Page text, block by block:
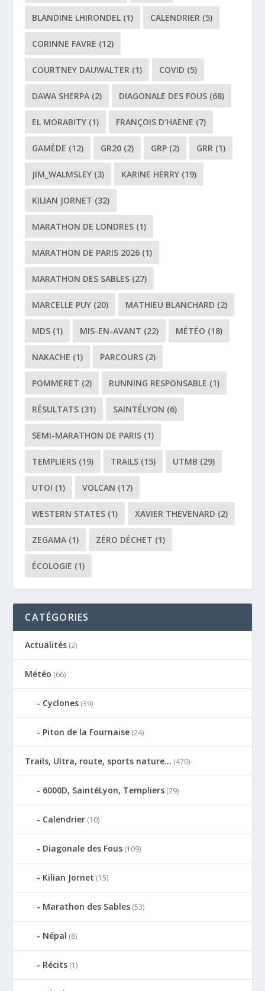
BLANDINE LHIRONDEL (1) CALENDRIER (5)
CORINNE FAVRE (12)
COURTNEY DAUWALTER (1) COVID (5)
DAWA SHERPA (2) DIAGONALE DES FOUS (68)
EL MORABITY (1) FRANÇOIS D'HAENE (7)
GAMÈDE (12) GR20 (2) GRP (2) GRR (1)
JIM_WALMSLEY (3) KARINE HERRY (19)
KILIAN JORNET (32)
MARATHON DE LONDRES (1)
MARATHON DE PARIS 2026 (1)
MARATHON DES SABLES (27)
MARCELLE PUY (20) MATHIEU BLANCHARD (2)
MDS (1) MIS-EN-AVANT (22) MÉTÉO (18)
NAKACHE (1) PARCOURS (2)
POMMERET (2) RUNNING RESPONSABLE (1)
RÉSULTATS (31) SAINTÉLYON (6)
SEMI-MARATHON DE PARIS (1)
TEMPLIERS (19) TRAILS (15) UTMB (29)
UTOI (1) VOLCAN (17)
WESTERN STATES (1) XAVIER THEVENARD (2)
ZEGAMA (1) ZÉRO DÉCHET (1)
ÉCOLOGIE (1)
CATÉGORIES
Actualités (2)
Météo (66)
Cyclones (39)
Piton de la Fournaise (24)
Trails, Ultra, route, sports nature… (470)
6000D, SaintéLyon, Templiers (29)
Calendrier (10)
Diagonale des Fous (109)
Kilian Jornet (15)
Marathon des Sables (53)
Népal (8)
Récits (1)